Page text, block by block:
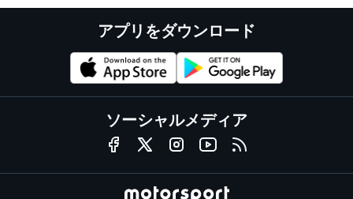
アプリをダウンロード
ソーシャルメディア